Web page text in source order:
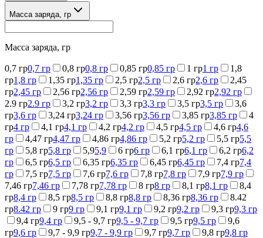
Масса заряда, гр
Масса заряда, гр
0,7 гр0,7 гр 0,8 гр0,8 гр 0,85 гр0,85 гр 1 гр1 гр
1,8
гр1,8 гр 1,35 гр1,35 гр 2,5 гр2,5 гр 2,6 гр2,6 гр
2,45
гр2,45 гр 2,56 гр2,56 гр 2,59 гр2,59 гр 2,92 гр2,92 гр
2.9 гр2.9 гр 3,2 гр3,2 гр 3,3 гр3,3 гр 3,5 гр3,5 гр
3,6
гр3,6 гр 3,24 гр3,24 гр 3,56 гр3,56 гр 3,85 гр3,85 гр
4
гр4 гр 4,1 гр4,1 гр 4,2 гр4,2 гр 4,5 гр4,5 гр 4,6 гр4,6
гр
4,47 гр4,47 гр 4,86 гр4,86 гр 5,2 гр5,2 гр 5,5 гр5,5
гр
5,8 гр5,8 гр 5,95,9 6 гр6 гр 6,1 гр6,1 гр 6,2 гр6,2
гр
6,5 гр6,5 гр 6,35 гр6,35 гр 6,45 гр6,45 гр 7,4 гр7,4
гр
7,5 гр7,5 гр 7,6 гр7,6 гр 7,8 гр7,8 гр 7,9 гр7,9 гр
7,46 гр7,46 гр 7,78 гр7,78 гр 8 гр8 гр 8,1 гр8,1 гр
8,4
гр8,4 гр 8,5 гр8,5 гр 8,8 гр8,8 гр 8,36 гр8,36 гр
8.42
гр8.42 гр 9 гр9 гр 9,1 гр9,1 гр 9,2 гр9,2 гр 9,3 гр9,3 гр
9,4 гр9,4 гр 9,5 - 9,7 гр9,5 - 9,7 гр 9,5 гр9,5 гр
9,6
гр9,6 гр 9,7 - 9,9 гр9,7 - 9,9 гр 9,7 гр9,7 гр 9,8 гр9,8 гр